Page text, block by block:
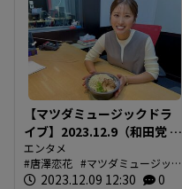
【マツダミュージックドラ
イブ】2023.12.9（和田党 広
島駅前）
エンタメ
唐澤恋花
マツダミュージック
ドライブ
2023.12.09 12:30 0